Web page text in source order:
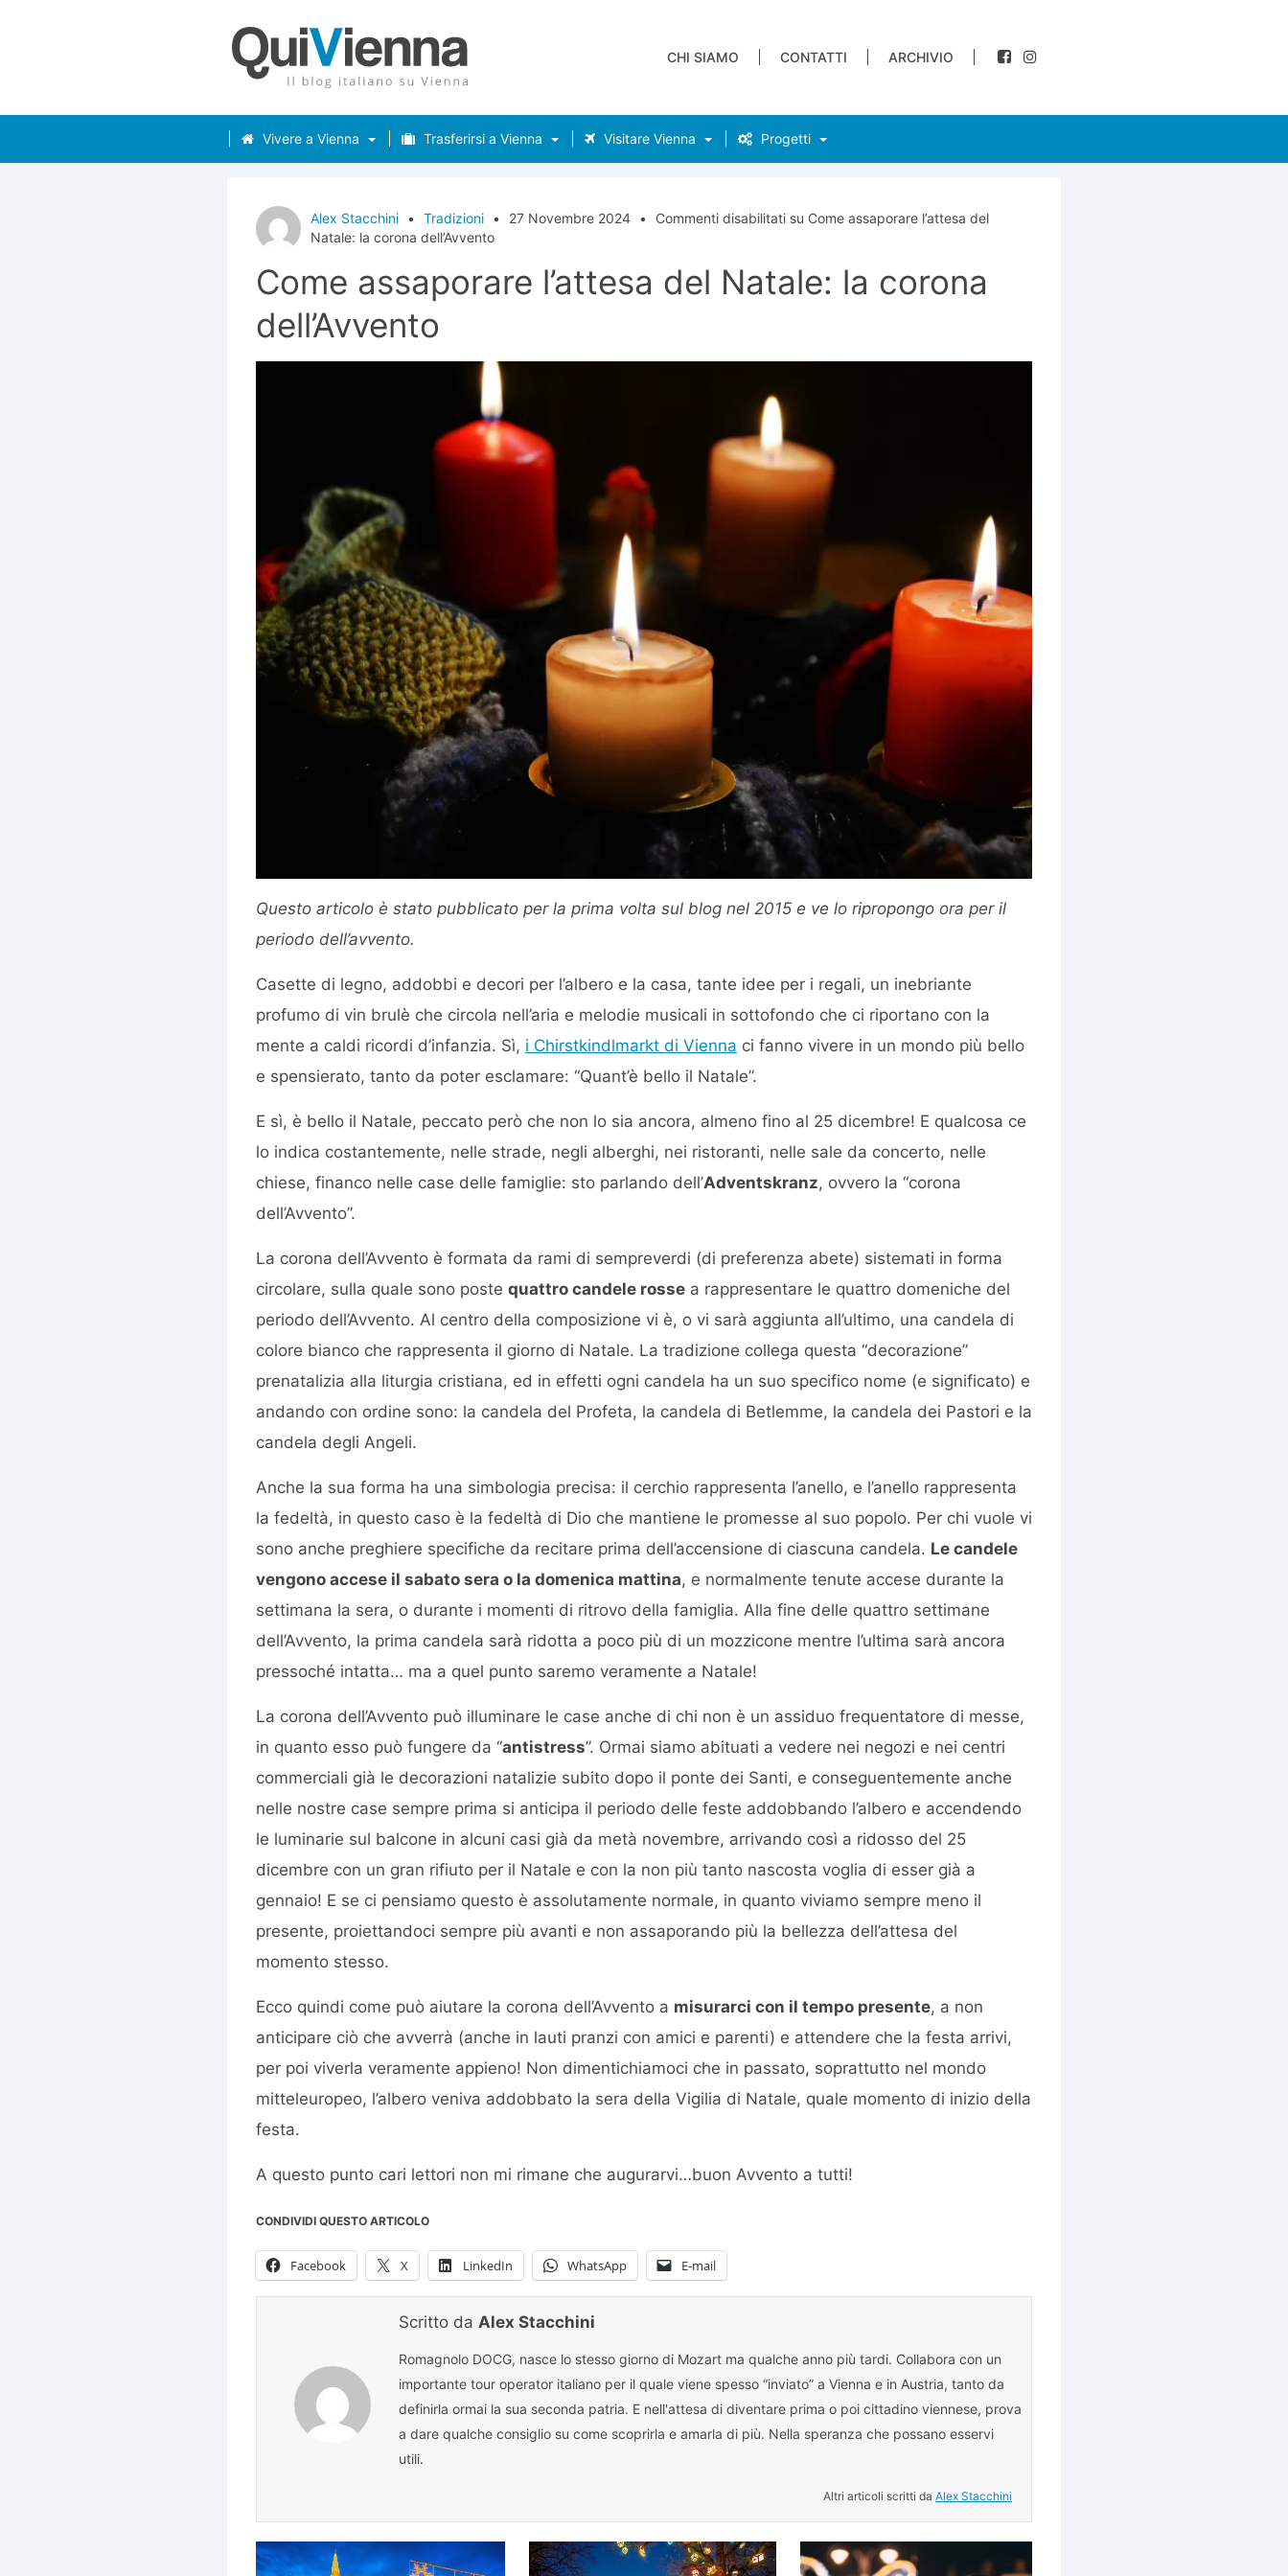
CHI SIAMO CONTATTI ARCHIVIO
Vivere a Vienna Trasferirsi a Vienna Visitare Vienna Progetti
Alex Stacchini • Tradizioni • 27 Novembre 2024 • Commenti disabilitatisu Come assaporare l’attesa del
Natale: la corona dell’Avvento
Come assaporare l’attesa del Natale: la corona
dell’Avvento
Questo articolo è stato pubblicato per la prima volta sul blog nel 2015 e ve lo ripropongo ora per il
periodo dell’avvento.
Casette di legno, addobbi e decori per l’albero e la casa, tante idee per i regali, un inebriante
profumo di vin brulè che circola nell’aria e melodie musicali in sottofondo che ci riportano con la
mente a caldi ricordi d’infanzia. Sì, i Chirstkindlmarkt di Vienna ci fanno vivere in un mondo più bello
e spensierato, tanto da poter esclamare: “Quant’è bello il Natale”.
E sì, è bello il Natale, peccato però che non lo sia ancora, almeno fino al 25 dicembre! E qualcosa ce
lo indica costantemente, nelle strade, negli alberghi, nei ristoranti, nelle sale da concerto, nelle
chiese, financo nelle case delle famiglie: sto parlando dell’Adventskranz, ovvero la “corona
dell’Avvento”.
La corona dell’Avvento è formata da rami di sempreverdi (di preferenza abete) sistemati in forma
circolare, sulla quale sono poste quattro candele rosse a rappresentare le quattro domeniche del
periodo dell’Avvento. Al centro della composizione vi è, o vi sarà aggiunta all’ultimo, una candela di
colore bianco che rappresenta il giorno di Natale. La tradizione collega questa “decorazione”
prenatalizia alla liturgia cristiana, ed in effetti ogni candela ha un suo specifico nome (e significato) e
andando con ordine sono: la candela del Profeta, la candela di Betlemme, la candela dei Pastori e la
candela degli Angeli.
Anche la sua forma ha una simbologia precisa: il cerchio rappresenta l’anello, e l’anello rappresenta
la fedeltà, in questo caso è la fedeltà di Dio che mantiene le promesse al suo popolo. Per chi vuole vi
sono anche preghiere specifiche da recitare prima dell’accensione di ciascuna candela. Le candele
vengono accese il sabato sera o la domenica mattina, e normalmente tenute accese durante la
settimana la sera, o durante i momenti di ritrovo della famiglia. Alla fine delle quattro settimane
dell’Avvento, la prima candela sarà ridotta a poco più di un mozzicone mentre l’ultima sarà ancora
pressoché intatta… ma a quel punto saremo veramente a Natale!
La corona dell’Avvento può illuminare le case anche di chi non è un assiduo frequentatore di messe,
in quanto esso può fungere da “antistress”. Ormai siamo abituati a vedere nei negozi e nei centri
commerciali già le decorazioni natalizie subito dopo il ponte dei Santi, e conseguentemente anche
nelle nostre case sempre prima si anticipa il periodo delle feste addobbando l’albero e accendendo
le luminarie sul balcone in alcuni casi già da metà novembre, arrivando così a ridosso del 25
dicembre con un gran rifiuto per il Natale e con la non più tanto nascosta voglia di esser già a
gennaio! E se ci pensiamo questo è assolutamente normale, in quanto viviamo sempre meno il
presente, proiettandoci sempre più avanti e non assaporando più la bellezza dell’attesa del
momento stesso.
Ecco quindi come può aiutare la corona dell’Avvento a misurarci con il tempo presente, a non
anticipare ciò che avverrà (anche in lauti pranzi con amici e parenti) e attendere che la festa arrivi,
per poi viverla veramente appieno! Non dimentichiamoci che in passato, soprattutto nel mondo
mitteleuropeo, l’albero veniva addobbato la sera della Vigilia di Natale, quale momento di inizio della
festa.
A questo punto cari lettori non mi rimane che augurarvi…buon Avvento a tutti!
CONDIVIDI QUESTO ARTICOLO
Facebook X LinkedIn WhatsApp E-mail
Scritto da Alex Stacchini
Romagnolo DOCG, nasce lo stesso giorno di Mozart ma qualche anno più tardi. Collabora con un
importante tour operator italiano per il quale viene spesso “inviato” a Vienna e in Austria, tanto da
definirla ormai la sua seconda patria. E nell'attesa di diventare prima o poi cittadino viennese, prova
a dare qualche consiglio su come scoprirla e amarla di più. Nella speranza che possano esservi
utili.
Altri articoli scritti daAlex Stacchini